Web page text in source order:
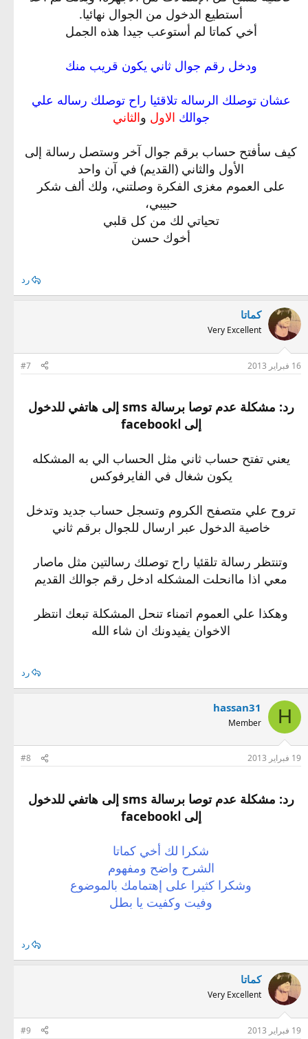
أستطيع الدخول من الجوال نهائيا.
أخي كماتا لم أستوعب جيدا هذه الجمل
ودخل رقم جوال ثاني يكون قريب منك
عشان توصلك الرساله تلاقئيا راح توصلك رساله علي
جوالك الاول والثاني
كيف سأفتح حساب برقم جوال آخر وستصل رسالة إلى
الأول والثاني (القديم) في آن واحد
على العموم مغزى الفكرة وصلتني، ولك ألف شكر
حبيبي،
تحياتي لك من كل قلبي
أخوك حسن
رد
كماتا
Very Excellent
16 فبراير 2013 #7
رد: مشكلة عدم توصا برسالة sms إلى هاتفي للدخول
إلى اfacebook
يعني تفتح حساب ثاني مثل الحساب الي به المشكله
يكون شغال في الفايرفوكس
تروح علي متصفح الكروم وتسجل حساب جديد وتدخل
خاصية الدخول عبر ارسال للجوال برقم ثاني
وتنتظر رسالة تلقئيا راح توصلك رسالتين مثل ماصار
معي اذا ماانحلت المشكله ادخل رقم جوالك القديم
وهكذا علي العموم اتمناء تنحل المشكلة تبعك انتظر
الاخوان يفيدونك ان شاء الله
رد
H
hassan31
Member
19 فبراير 2013 #8
رد: مشكلة عدم توصا برسالة sms إلى هاتفي للدخول
إلى اfacebook
شكرا لك أخي كماتا
الشرح واضح ومفهوم
وشكرا كثيرا على إهتمامك بالموضوع
وفيت وكفيت يا بطل​
رد
كماتا
Very Excellent
19 فبراير 2013 #9